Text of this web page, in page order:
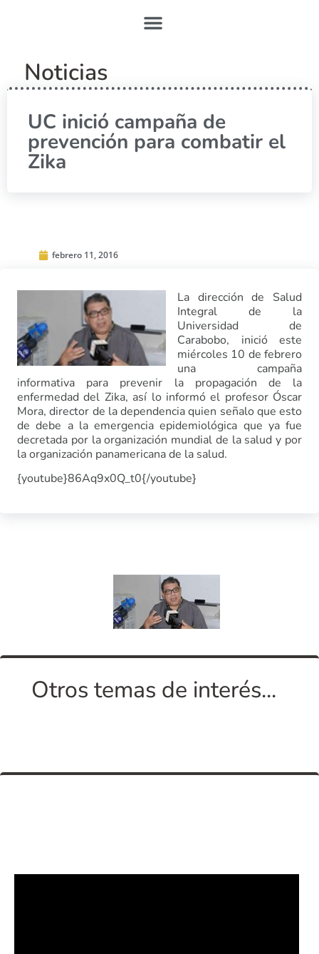
Noticias
UC inició campaña de
prevención para combatir el
Zika
febrero 11, 2016
La dirección de Salud
Integral de la
Universidad de
Carabobo, inició este
miércoles 10 de febrero
una campaña
informativa para prevenir la propagación de la
enfermedad del Zika, así lo informó el profesor Óscar
Mora, director de la dependencia quien señalo que esto
de debe a la emergencia epidemiológica que ya fue
decretada por la organización mundial de la salud y por
la organización panamericana de la salud.
{youtube}86Aq9x0Q_t0{/youtube}
Otros temas de interés...